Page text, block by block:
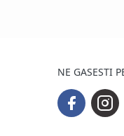
NE GASESTI